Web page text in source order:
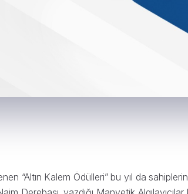
“Altın Kalem Ödülleri” bu yıl da